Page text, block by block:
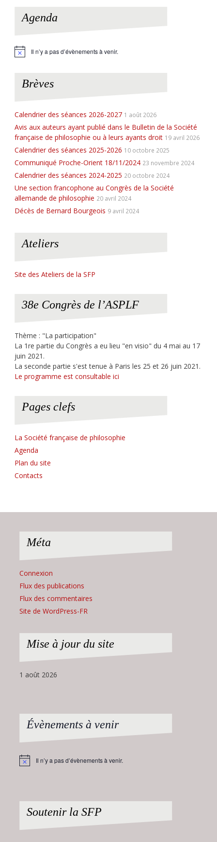
Agenda
N
Il n’y a pas d’évènements à venir.
Brèves
Calendrier des séances 2026-2027 1 août 2026
Avis aux auteurs ayant publié dans le Bulletin de la Société
française de philosophie ou à leurs ayants droit 19 avril 2026
Calendrier des séances 2025-2026 10 octobre 2025
Communiqué Proche-Orient 18/11/2024 23 novembre 2024
Calendrier des séances 2024-2025 20 octobre 2024
Une section francophone au Congrès de la Société
allemande de philosophie 20 avril 2024
Décès de Bernard Bourgeois 9 avril 2024
Ateliers
Site des Ateliers de la SFP
38e Congrès de l’ASPLF
Thème : "La participation"
La 1re partie du Congrès a eu lieu "en visio" du 4 mai au 17
juin 2021.
La seconde partie s'est tenue à Paris les 25 et 26 juin 2021.
Le programme est consultable ici
Pages clefs
La Société française de philosophie
Agenda
Plan du site
Contacts
Méta
Connexion
Flux des publications
Flux des commentaires
Site de WordPress-FR
Mise à jour du site
1 août 2026
Évènements à venir
Notice Il n’y a pas d’évènements à venir.
Soutenir la SFP